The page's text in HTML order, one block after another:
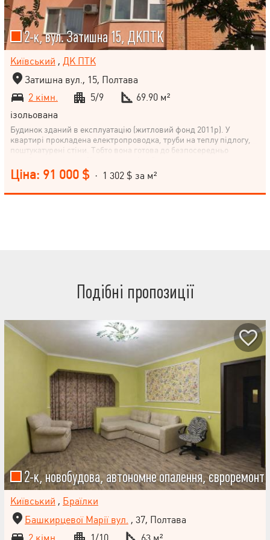
2-к, вул. Затишна 15, ДКПТК
Київський , ДК ПТК
Затишна вул., 15, Полтава
2 кімн.
5/9
69.90 м²
ізольована
Будинок зданий в експлуатацію (житловий фонд 2011р). У
квартирі прокладена електропроводка, труби на теплу підлогу,
поштукатурені стіни. Тобто вона готова до безпосередньо
власника. Поруч садочок, школа, супермаркет, розвинена
інфраструктура. Будинок знаходиться в затишному куточку , де
не чути тролейбусів і машин. До зупинки громадського
Ціна: 91 000 $ · 1 302 $ за м²
Подібні пропозиції
2-к, новобудова, автономне опалення, євроремонт
Київський , Браїлки
Башкирцевої Марії вул. , 37, Полтава